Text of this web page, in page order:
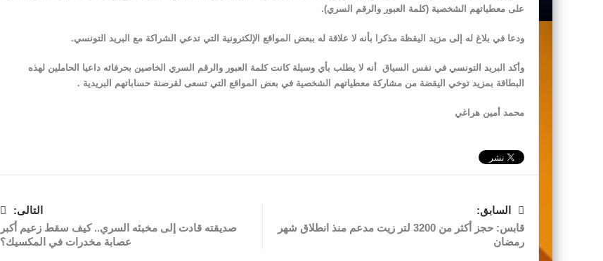
على معطياتهم الشخصية (كلمة العبور والرقم السري).
ودعا في بلاغ له إلى مزيد اليقظة مذكرا بأنه لا علاقة له ببعض المواقع الإلكترونية التي تدعي الشراكة مع البريد التونسي.
وأكد البريد التونسي في نفس السياق أنه لا يطلب بأي وسيلة كانت كلمة العبور والرقم السري الخاصين بحرفائه داعيا الحاملين لهذه
البطاقة بمزيد توخي اليقضة من مشاركة معطياتهم الشخصية في بعض المواقع التي تسعى لقرصنة حساباتهم البريدية .
محمد أمين هراغي
السابق:
قابس: حجز أكثر من 3200 لتر زيت مدعم منذ انطلاق شهر
رمضان
التالى:
صديقته قادت إلى مخبئه السري.. كيف سقط زعيم أكبر
عصابة مخدرات في المكسيك؟